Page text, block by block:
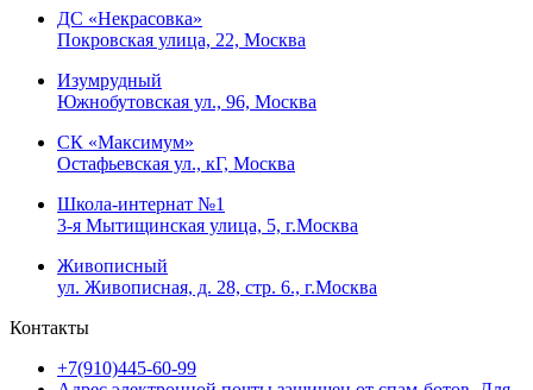
ДС «Некрасовка»
Покровская улица, 22, Москва
Изумрудный
Южнобутовская ул., 96, Москва
СК «Максимум»
Остафьевская ул., кГ, Москва
Школа-интернат №1
3-я Мытищинская улица, 5, г.Москва
Живописный
ул. Живописная, д. 28, стр. 6., г.Москва
Контакты
+7(910)445-60-99